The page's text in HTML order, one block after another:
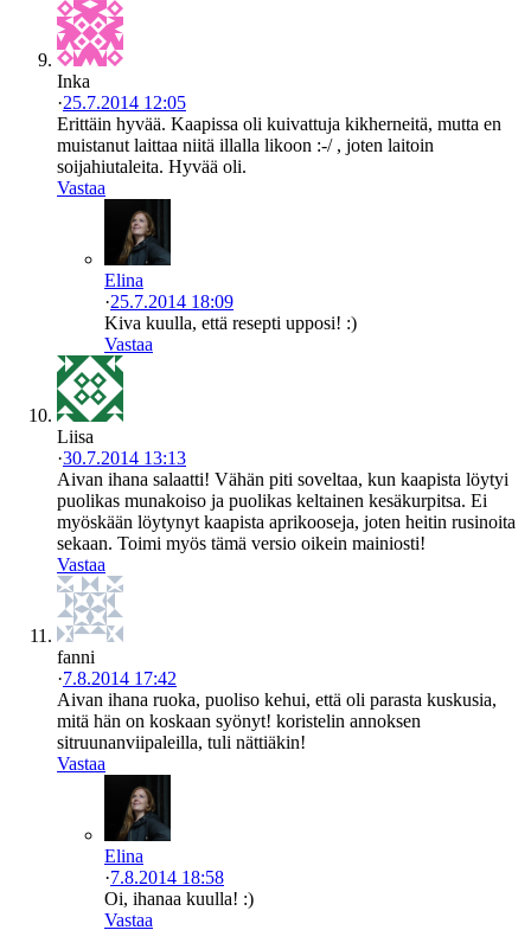
Inka
·25.7.2014 12:05
Erittäin hyvää. Kaapissa oli kuivattuja kikherneitä, mutta en
muistanut laittaa niitä illalla likoon :-/ , joten laitoin
soijahiutaleita. Hyvää oli.
Vastaa
Elina
·25.7.2014 18:09
Kiva kuulla, että resepti upposi! :)
Vastaa
Liisa
·30.7.2014 13:13
Aivan ihana salaatti! Vähän piti soveltaa, kun kaapista löytyi
puolikas munakoiso ja puolikas keltainen kesäkurpitsa. Ei
myöskään löytynyt kaapista aprikooseja, joten heitin rusinoita
sekaan. Toimi myös tämä versio oikein mainiosti!
Vastaa
fanni
·7.8.2014 17:42
Aivan ihana ruoka, puoliso kehui, että oli parasta kuskusia,
mitä hän on koskaan syönyt! koristelin annoksen
sitruunanviipaleilla, tuli nättiäkin!
Vastaa
Elina
·7.8.2014 18:58
Oi, ihanaa kuulla! :)
Vastaa